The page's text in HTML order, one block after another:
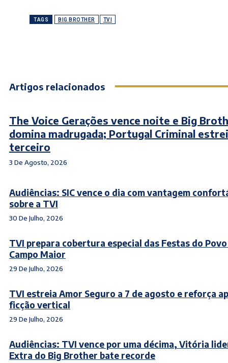
TAGS BIG BROTHER TVI
Artigos relacionados
The Voice Gerações vence noite e Big
domina madrugada; Portugal Criminal
terceiro
3 De Agosto, 2026
Audiências: SIC vence o dia com vantagem
sobre a TVI
30 De Julho, 2026
TVI prepara cobertura especial das Festas do
Campo Maior
29 De Julho, 2026
TVI estreia Amor Seguro a 7 de agosto e reforça
ficção vertical
29 De Julho, 2026
Audiências: TVI vence por uma décima, Vitória
Extra do Big Brother bate recorde